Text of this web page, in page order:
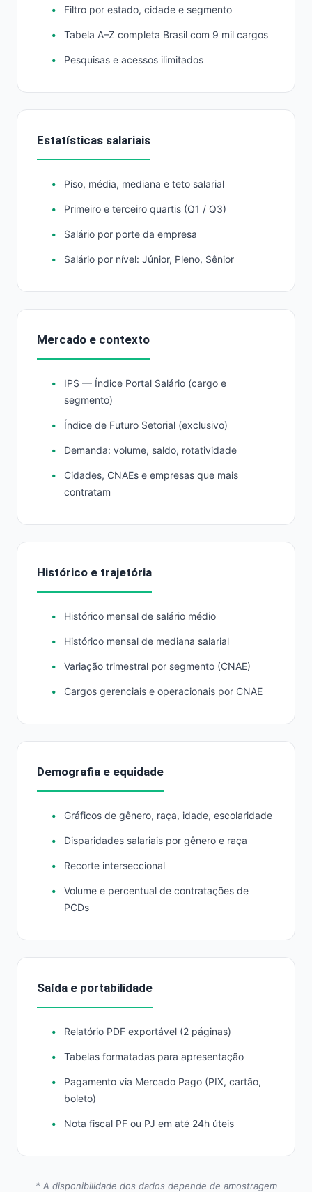
Filtro por estado, cidade e segmento
Tabela A–Z completa Brasil com 9 mil cargos
Pesquisas e acessos ilimitados
Estatísticas salariais
Piso, média, mediana e teto salarial
Primeiro e terceiro quartis (Q1 / Q3)
Salário por porte da empresa
Salário por nível: Júnior, Pleno, Sênior
Mercado e contexto
IPS — Índice Portal Salário (cargo e
segmento)
Índice de Futuro Setorial (exclusivo)
Demanda: volume, saldo, rotatividade
Cidades, CNAEs e empresas que mais
contratam
Histórico e trajetória
Histórico mensal de salário médio
Histórico mensal de mediana salarial
Variação trimestral por segmento (CNAE)
Cargos gerenciais e operacionais por CNAE
Demografia e equidade
Gráficos de gênero, raça, idade, escolaridade
Disparidades salariais por gênero e raça
Recorte interseccional
Volume e percentual de contratações de
PCDs
Saída e portabilidade
Relatório PDF exportável (2 páginas)
Tabelas formatadas para apresentação
Pagamento via Mercado Pago (PIX, cartão,
boleto)
Nota fiscal PF ou PJ em até 24h úteis
* A disponibilidade dos dados depende de amostragem